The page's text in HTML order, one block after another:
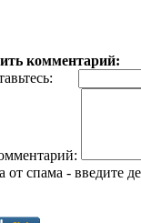
комментарий:
от спама - введите